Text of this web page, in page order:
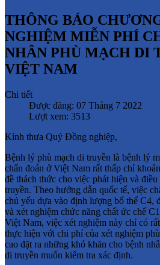
THÔNG BÁO
NGHIỆM MIỄN PHÍ
NHÂN PHÙ MẠCH DI
VIỆT NAM
Chi tiết
Được đăng: 07 Tháng 7 2022
Lượt xem: 3513
Kính thưa Quý Đồng nghiệp,
Bệnh lý phù mạch di truyền là bệnh lý
chẩn đoán ở Việt Nam rất thấp chỉ
đề thách thức cho việc phát hiện và
truyền. Theo hướng dẫn quốc tế, việc
chủ yếu dựa vào định lượng bổ thể C4,
và xét nghiệm chức năng chất ức chế
Việt Nam, việc xét nghiệm này chỉ có
thực hiện với chi phí của xét nghiệm
cao đặt ra những khó khăn cho bệnh
di truyền muốn kiểm tra xác định.